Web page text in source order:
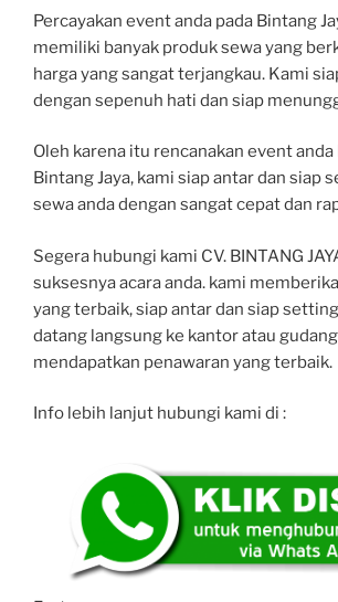
Percayakan event anda pada Bintang
memiliki banyak produk sewa yang
harga yang sangat terjangkau. Kami
dengan sepenuh hati dan siap
Oleh karena itu rencanakan event
Bintang Jaya, kami siap antar dan siap
sewa anda dengan sangat cepat dan
Segera hubungi kami CV. BINTANG
suksesnya acara anda. kami
yang terbaik, siap antar dan siap
datang langsung ke kantor atau
mendapatkan penawaran yang terbaik.
Info lebih lanjut hubungi kami di :